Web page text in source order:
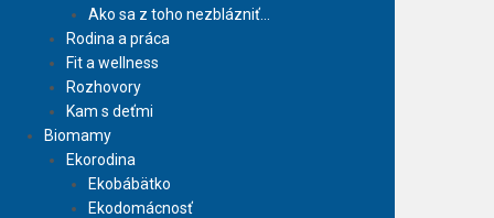
Ako sa z toho nezblázniť…
Rodina a práca
Fit a wellness
Rozhovory
Kam s deťmi
Biomamy
Ekorodina
Ekobábätko
Ekodomácnosť